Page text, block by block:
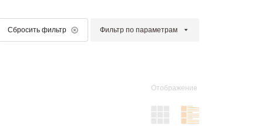
Сбросить фильтр Фильтр по параметрам
Отображение